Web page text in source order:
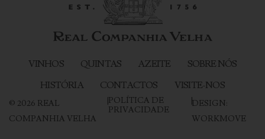
VINHOS QUINTAS AZEITE
SOBRE NÓS
HISTÓRIA
CONTACTOS VISITE-NOS
© 2026 REAL
COMPANHIA VELHA
|POLÍTICA DE
PRIVACIDADE
|DESIGN:
WORKMOVE